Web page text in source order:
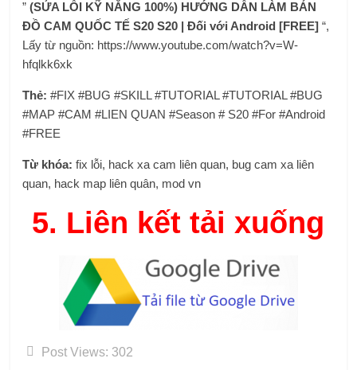
”(SỬA LỖI KỸ NĂNG 100%) HƯỚNG DẪN LÀM BẢN
ĐỒ CAM QUỐC TẾ S20 S20 | Đối với Android [FREE] “,
Lấy từ nguồn: https://www.youtube.com/watch?v=W-
hfqlkk6xk
Thẻ: #FIX #BUG #SKILL #TUTORIAL #TUTORIAL #BUG
#MAP #CAM #LIEN QUAN #Season # S20 #For #Android
#FREE
Từ khóa: fix lỗi, hack xa cam liên quan, bug cam xa liên
quan, hack map liên quân, mod vn
5. Liên kết tải xuống
Post Views: 302